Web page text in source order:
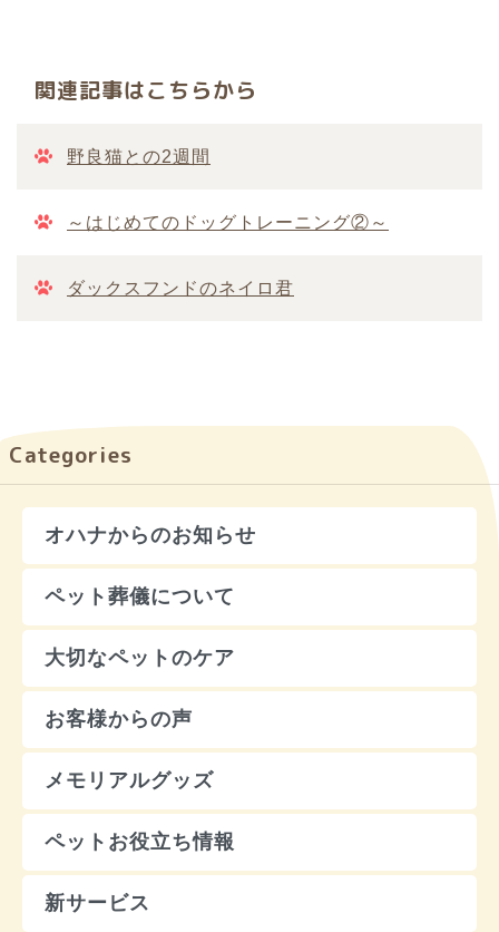
関連記事はこちらから
野良猫との2週間
～はじめてのドッグトレーニング②～
ダックスフンドのネイロ君
Categories
オハナからのお知らせ
ペット葬儀について
大切なペットのケア
お客様からの声
メモリアルグッズ
ペットお役立ち情報
新サービス